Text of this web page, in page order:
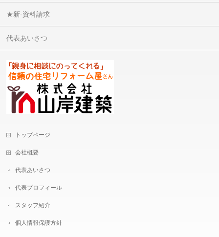
★新-資料請求
代表あいさつ
トップページ
会社概要
代表あいさつ
代表プロフィール
スタッフ紹介
個人情報保護方針